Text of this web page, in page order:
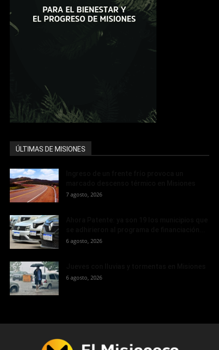
ÚLTIMAS DE MISIONES
7 agosto, 2026
6 agosto, 2026
6 agosto, 2026